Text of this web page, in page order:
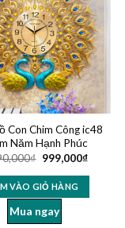
Con Chim Công ic48
Năm Hạnh Phúc
₫ 999,000₫
VÀO GIỎ HÀNG
Mua ngay